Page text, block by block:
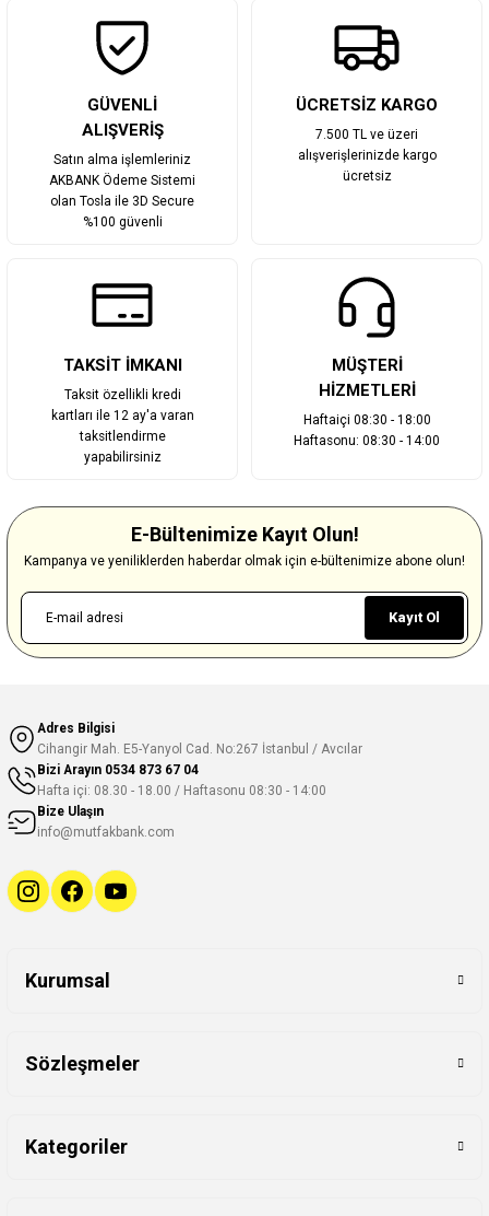
GÜVENLİ
ALIŞVERİŞ
Satın alma işlemleriniz
AKBANK Ödeme Sistemi
olan Tosla ile 3D Secure
%100 güvenli
ÜCRETSİZ KARGO
7.500 TL ve üzeri
alışverişlerinizde kargo
ücretsiz
TAKSİT İMKANI
Taksit özellikli kredi
kartları ile 12 ay'a varan
taksitlendirme
yapabilirsiniz
MÜŞTERİ
HİZMETLERİ
Haftaiçi 08:30 - 18:00
Haftasonu: 08:30 - 14:00
E-Bültenimize Kayıt Olun!
Kampanya ve yeniliklerden haberdar olmak için e-bültenimize abone olun!
Kayıt Ol
Adres Bilgisi
Cihangir Mah. E5-Yanyol Cad. No:267 İstanbul / Avcılar
Bizi Arayın 0534 873 67 04
Hafta içi: 08.30 - 18.00 / Haftasonu 08:30 - 14:00
Bize Ulaşın
info@mutfakbank.com
Kurumsal
Sözleşmeler
Kategoriler